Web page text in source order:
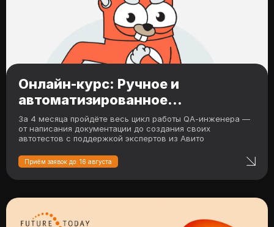
Онлайн-курс: Ручное и
автоматизированное
тестирование
За 4 месяца пройдёте весь цикл работы QA‑инженера —
от написания документации до создания своих
автотестов с поддержкой экспертов из Авито
Приём заявок до: 16 августа